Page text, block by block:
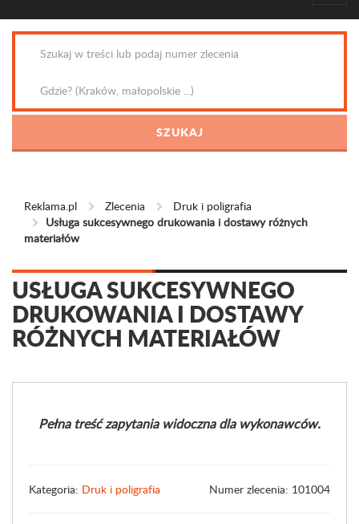
Reklama.pl Zlecenia
Druk i poligrafia
Usługa sukcesywnego drukowania i dostawy różnych
materiałów
USŁUGA SUKCESYWNEGO
DRUKOWANIA I DOSTAWY
RÓŻNYCH MATERIAŁÓW
Pełna treść zapytania widoczna dla wykonawców.
Kategoria: Druk i poligrafia Numer zlecenia: 101004